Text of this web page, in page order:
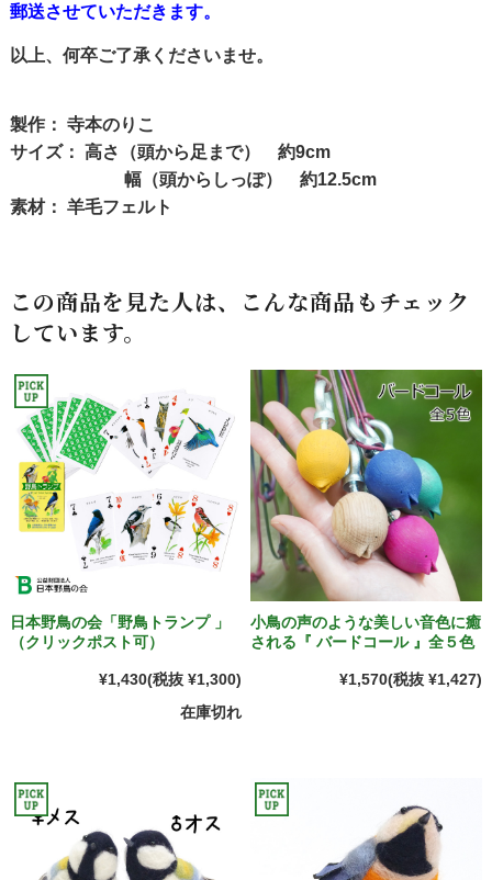
郵送させていただきます。
以上、何卒ご了承くださいませ。
製作： 寺本のりこ
サイズ： 高さ（頭から足まで） 約9cm
幅（頭からしっぽ） 約12.5cm
素材： 羊毛フェルト
この商品を見た人は、こんな商品もチェック
しています。
日本野鳥の会「野鳥トランプ 」
（クリックポスト可）
¥1,430(税抜 ¥1,300)
在庫切れ
小鳥の声のような美しい音色に癒
される『 バードコール 』全５色
¥1,570(税抜 ¥1,427)